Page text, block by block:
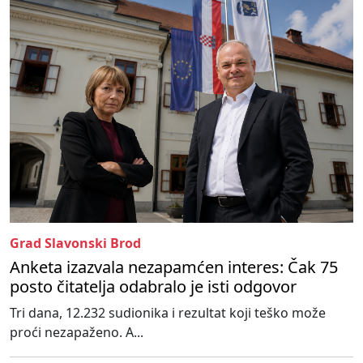
Grad Slavonski Brod
Anketa izazvala nezapamćen interes: Čak 75
posto čitatelja odabralo je isti odgovor
Tri dana, 12.232 sudionika i rezultat koji teško može
proći nezapaženo. A...